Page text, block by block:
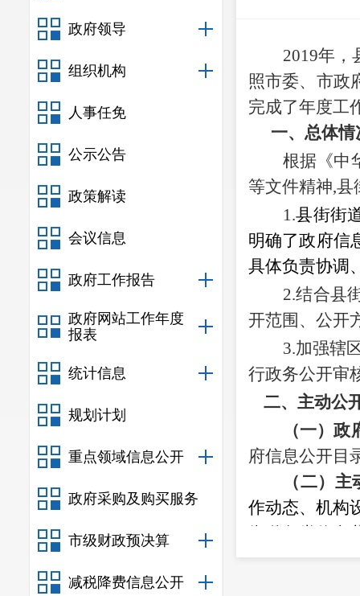
政府领导
组织机构
人事任免
公示公告
政策解读
会议信息
政府工作报告
政府网站工作年度
报表
统计信息
规划计划
重点领域信息公开
政府采购及购买服务
市级财政预决算
减税降费信息公开
2019年，
照市委、市政
完成了年度工
一、总体情
根据《中
等文件精神,县
1.县街街
明确了政府信
具体负责协调
2.结合县
开范围、公开
3.加强辖
行政务公开审
二、主动公
（一）
府信息公开目
（二）
作动态、机构
（三）主